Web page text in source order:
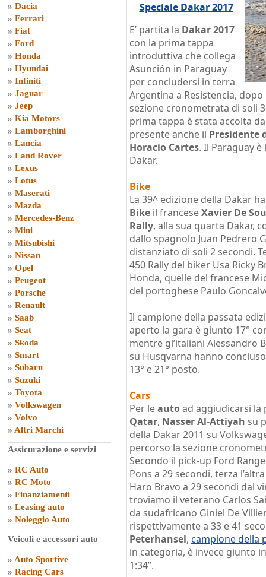
» Dacia
» Ferrari
» Fiat
» Ford
» Honda
» Hyundai
» Infiniti
» Jaguar
» Jeep
» Kia Motors
» Lamborghini
» Lancia
» Land Rover
» Lexus
» Lotus
» Maserati
» Mazda
» Mercedes-Benz
» Mini
» Mitsubishi
» Nissan
» Opel
» Peugeot
» Porsche
» Renault
» Saab
» Seat
» Skoda
» Smart
» Subaru
» Suzuki
» Toyota
» Volkswagen
» Volvo
» Altri Marchi
Assicurazione e servizi
» RC Auto
» RC Moto
» Finanziamenti
» Leasing auto
» Noleggio Auto
Veicoli e accessori auto
» Auto Sportive
» Racing Cars
Speciale Dakar 2017
E’ partita la Dakar 2017
con la prima tappa
introduttiva che collega
Asunción in Paraguay
per concludersi in terra
Argentina a Resistencia,
sezione cronometrata di soli
prima tappa è stata accolta
presente anche il Presidente
Horacio Cartes. Il Paraguay
Dakar.
Bike
La 39^ edizione della Dakar
Bike il franceseXavier De
Rally, alla sua quarta Dakar,
dallo spagnolo Juan Pedrero
distanziato di soli 2 secondi.
450 Rally del biker Usa Ricky
Honda, quelle del francese
del portoghese Paulo
Il campione della passata
aperto la gara è giunto 17°
mentre gl’italiani Alessandro
su Husqvarna hanno
13° e 21° posto.
Cars
Per leautoad aggiudicarsi
Qatar, Nasser Al-Attiyah su
della Dakar 2011 su
percorso la sezione
Secondo il pick-up Ford
Pons a 29 secondi, terza
Haro Bravo a 29 secondi dal
troviamo il veterano Carlos
da sudafricano Giniel De
rispettivamente a 33 e 41
Peterhansel, campione della
in categoria, è invece giunto
1:34’’.